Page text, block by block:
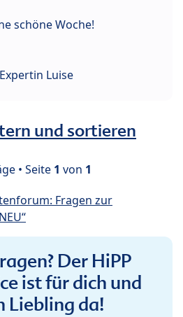
schöne Woche!
Luise
und sortieren
• Seite 1 von 1
Fragen zur
Der HiPP
ist für dich und
Liebling da!